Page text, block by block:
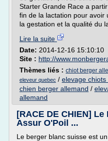
Starter Grande Race a
fin de la lactation pour
la gestation et la qualité du
Lire la suite
Date: 2014-12-16 15:10:10
Site : http://
Thèmes liés : chiot berger
eleveur quebec / elevage
chien berger allemand /
allemand
[RACE DE CHIEN]
Assur O'Poil ...
Le berger blanc suisse est